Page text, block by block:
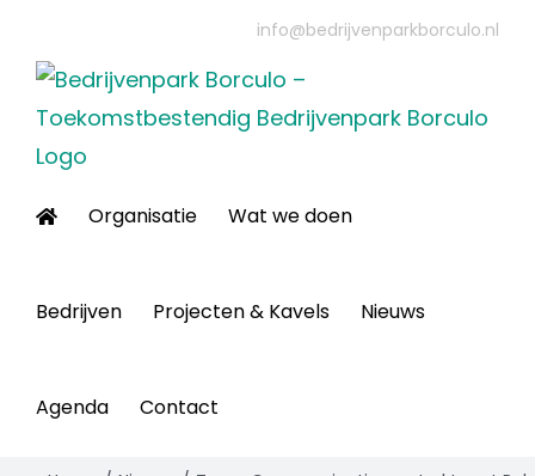
naar
inhoud
info@bedrijvenparkborculo.nl
Organisatie Wat we doen
Bedrijven Projecten & Kavels Nieuws
Agenda Contact